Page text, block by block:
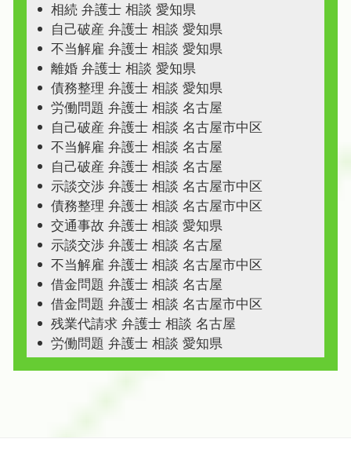
相続 弁護士 相談 愛知県
自己破産 弁護士 相談 愛知県
不当解雇 弁護士 相談 愛知県
離婚 弁護士 相談 愛知県
債務整理 弁護士 相談 愛知県
労働問題 弁護士 相談 名古屋
自己破産 弁護士 相談 名古屋市中区
不当解雇 弁護士 相談 名古屋
自己破産 弁護士 相談 名古屋
示談交渉 弁護士 相談 名古屋市中区
債務整理 弁護士 相談 名古屋市中区
交通事故 弁護士 相談 愛知県
示談交渉 弁護士 相談 名古屋
不当解雇 弁護士 相談 名古屋市中区
借金問題 弁護士 相談 名古屋
借金問題 弁護士 相談 名古屋市中区
残業代請求 弁護士 相談 名古屋
労働問題 弁護士 相談 愛知県